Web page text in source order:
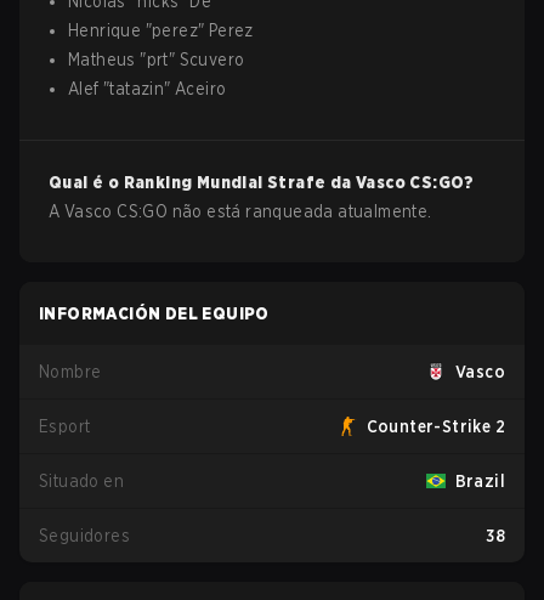
Henrique "perez" Perez
Matheus "prt" Scuvero
Alef "tatazin" Aceiro
Qual é o Ranking Mundial Strafe da Vasco CS:GO?
A Vasco CS:GO não está ranqueada atualmente.
INFORMACIÓN DEL EQUIPO
Nombre Vasco
Esport Counter-Strike 2
Situado en Brazil
Seguidores 38